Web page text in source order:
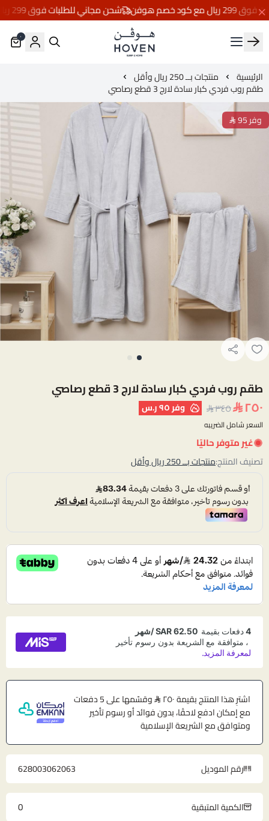
خصم هوفن شحن مجاني للطلبات فوق 299 ريال مع كود خصم هوفن
مفارش هوڤن
٠
الرئيسية منتجات بــ 250 ريال وأقل
طقم روب فردي كبار سادة لارج 3 قطع رصاصي
وفر 95
طقم روب فردي كبار سادة لارج 3 قطع رصاصي
٢٥٠ ٣٤٥ وفر٩٥ ر.س
السعر شامل الضريبه
غير متوفر حاليًا
تصنيف المنتج:منتجات بــ 250 ريال وأقل
اشترِ هذا المنتج بقيمة ٢٥٠
وقسّمها على 5 دفعات
مع إمكان ادفع لاحقًا، بدون فوائد أو رسوم تأخير
ومتوافق مع الشريعة الإسلامية
رقم الموديل 628003062063
الكمية المتبقية 0